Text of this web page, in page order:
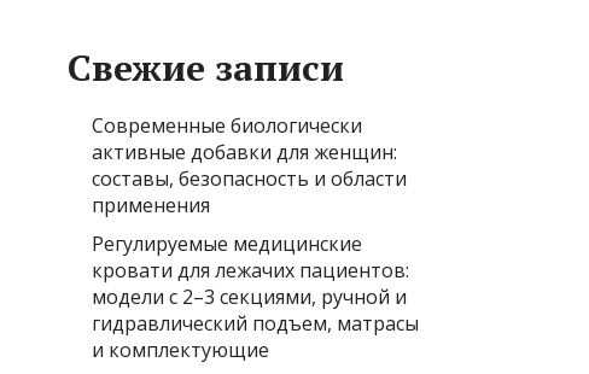
Свежие записи
Современные биологически
активные добавки для женщин:
составы, безопасность и области
применения
Регулируемые медицинские
кровати для лежачих пациентов:
модели с 2–3 секциями, ручной и
гидравлический подъем, матрасы
и комплектующие